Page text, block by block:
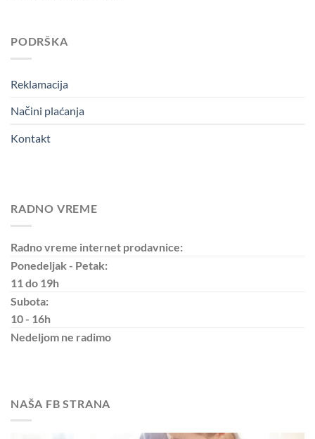
PODRŠKA
Reklamacija
Načini plaćanja
Kontakt
RADNO VREME
Radno vreme internet prodavnice:
Ponedeljak - Petak:
11 do 19h
Subota:
10 - 16h
Nedeljom ne radimo
NAŠA FB STRANA